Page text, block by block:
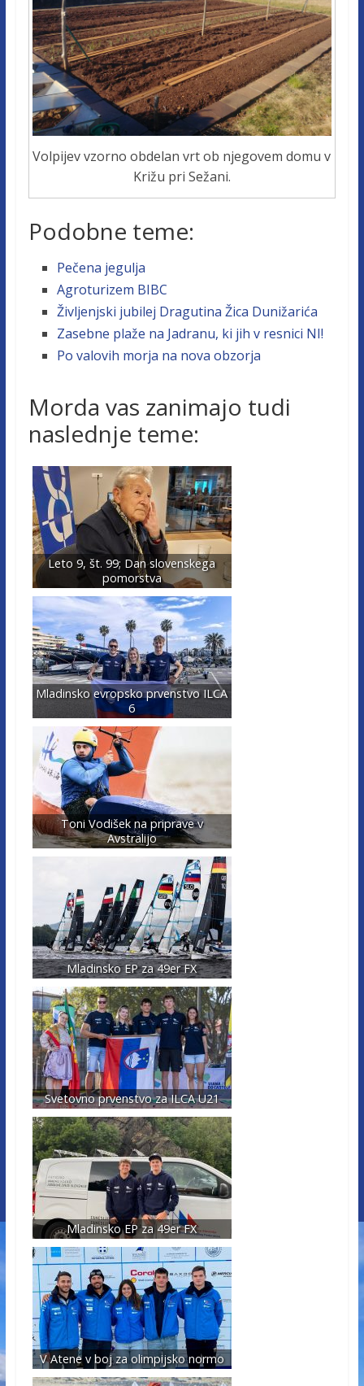
Volpijev vzorno obdelan vrt ob njegovem domu v
Križu pri Sežani.
Podobne teme:
Pečena jegulja
Agroturizem BIBC
Življenjski jubilej Dragutina Žica Dunižarića
Zasebne plaže na Jadranu, ki jih v resnici NI!
Po valovih morja na nova obzorja
Morda vas zanimajo tudi
naslednje teme:
Leto 9, št. 99; Dan slovenskega
pomorstva
Mladinsko evropsko prvenstvo ILCA
6
Toni Vodišek na priprave v
Avstralijo
Mladinsko EP za 49er FX
Svetovno prvenstvo za ILCA U21
Mladinsko EP za 49er FX
V Atene v boj za olimpijsko normo